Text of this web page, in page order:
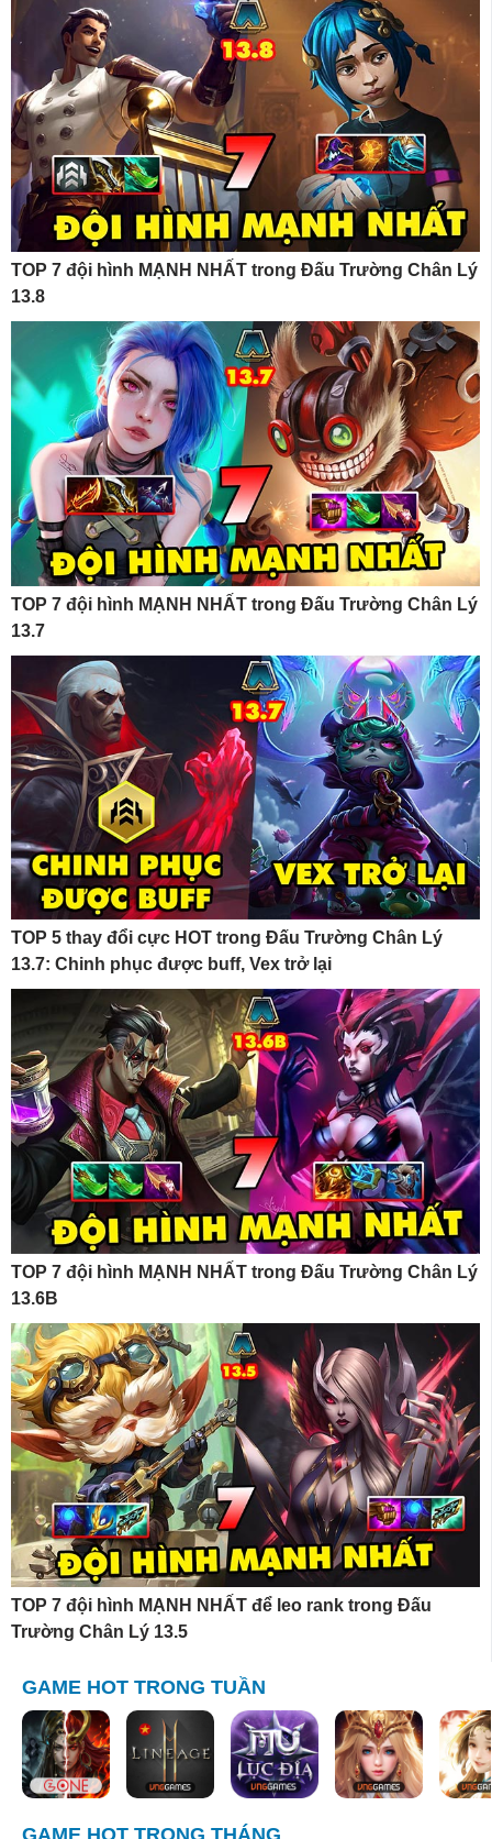
TOP 7 đội hình MẠNH NHẤT trong Đấu Trường Chân Lý
13.8
TOP 7 đội hình MẠNH NHẤT trong Đấu Trường Chân Lý
13.7
TOP 5 thay đổi cực HOT trong Đấu Trường Chân Lý
13.7: Chinh phục được buff, Vex trở lại
TOP 7 đội hình MẠNH NHẤT trong Đấu Trường Chân Lý
13.6B
TOP 7 đội hình MẠNH NHẤT để leo rank trong Đấu
Trường Chân Lý 13.5
GAME HOT TRONG TUẦN